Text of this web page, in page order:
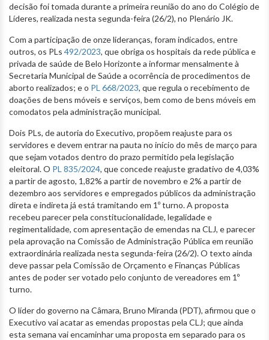
decisão foi tomada durante a primeira reunião do ano do Colégio de
Líderes, realizada nesta segunda-feira (26/2), no Plenário JK.
Com a participação de onze lideranças, foram indicados, entre
outros, os PLs 492/2023, que obriga os hospitais da rede pública e
privada de saúde de Belo Horizonte a informar mensalmente à
Secretaria Municipal de Saúde a ocorrência de procedimentos de
aborto realizados; e o PL 668/2023, que regula o recebimento de
doações de bens móveis e serviços, bem como de bens móveis em
comodatos pela administração municipal.
Dois PLs, de autoria do Executivo, propõem reajuste para os
servidores e devem entrar na pauta no início do mês de março para
que sejam votados dentro do prazo permitido pela legislação
eleitoral. O PL 835/2024, que concede reajuste gradativo de 4,03%
a partir de agosto, 1,82% a partir de novembro e 2% a partir de
dezembro aos servidores e empregados públicos da administração
direta e indireta já está tramitando em 1º turno. A proposta
recebeu parecer pela constitucionalidade, legalidade e
regimentalidade, com apresentação de emendas na CLJ, e parecer
pela aprovação na Comissão de Administração Pública em reunião
extraordinária realizada nesta segunda-feira (26/2). O texto ainda
deve passar pela Comissão de Orçamento e Finanças Públicas
antes de poder ser votado pelo conjunto de vereadores em 1º
turno.
O líder do governo na Câmara, Bruno Miranda (PDT), afirmou que o
Executivo vai acatar as emendas propostas pela CLJ; que ainda
esta semana vai encaminhar uma proposta em separado para os